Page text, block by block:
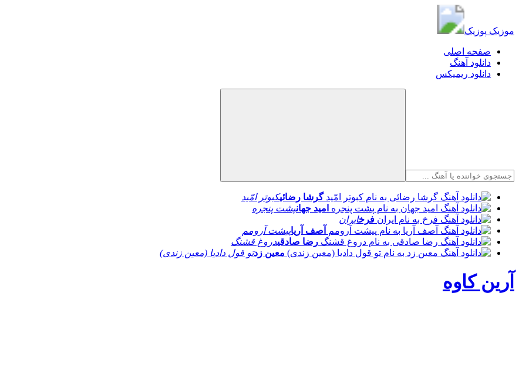
موزیک پوزیک
صفحه اصلی
دانلود آهنگ
دانلود ریمیکس
گرشا رضائیکبوتر امّید
امید جهانپشت پنجره
فرخایران
آصف آریاپیشت آرومم
رضا صادقیدروغ قشنگ
معین زدتو قول دادیا (معین زندی)
آرین کاوه